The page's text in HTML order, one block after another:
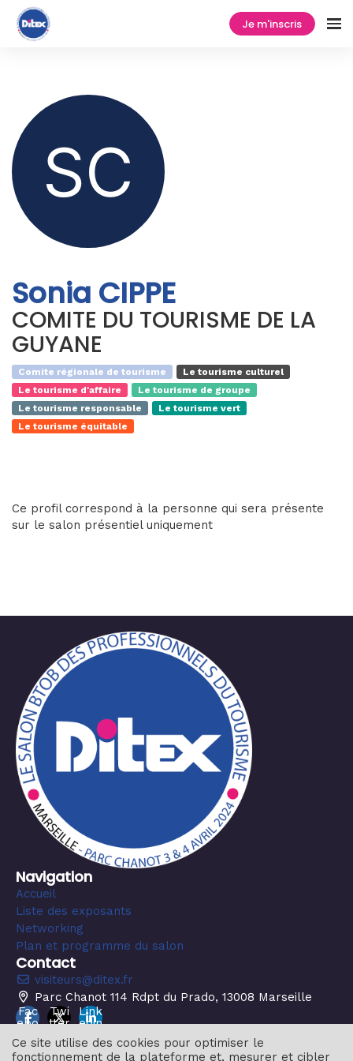
Je m'inscris
Sonia CIPPE
COMITE DU TOURISME DE LA
GUYANE
Comite régionale de tourisme
Le tourisme culturel
Le tourisme d'affaire
Le tourisme de groupe
Le tourisme responsable
Le tourisme vert
Le tourisme équitable
Ce profil correspond à la personne qui sera présente
sur le salon présentiel uniquement
Navigation
Accueil
Liste des exposants
Networking
Plan et programme du salon
Contact
visiteurs@ditex.fr
Parc Chanot 114 Rdpt du Prado, 13008 Marseille
Fac
ebo
Twi
tter
Link
edin
Ce site utilise des cookies pour optimiser le
fonctionnement de la plateforme et, mesurer et cibler